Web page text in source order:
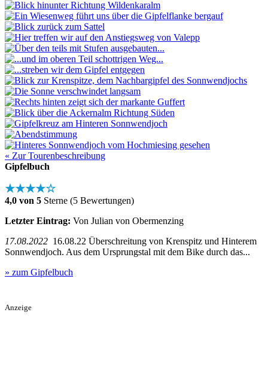
« Zur Tourenbeschreibung
Gipfelbuch
★★★★☆
4,0 von 5 Sterne (5 Bewertungen)
Letzter Eintrag: Von Julian von Obermenzing
17.08.2022 16.08.22 Überschreitung von Krenspitz und Hinterem
Sonnwendjoch. Aus dem Ursprungstal mit dem Bike durch das...
» zum Gipfelbuch
Anzeige